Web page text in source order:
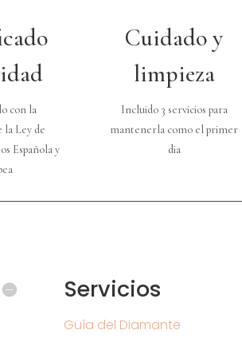
con la
la Ley de
Española y
Cuidado y
limpieza
Incluido 3 servicios para
mantenerla como el primer
dia
Servicios
Guía del Diamante